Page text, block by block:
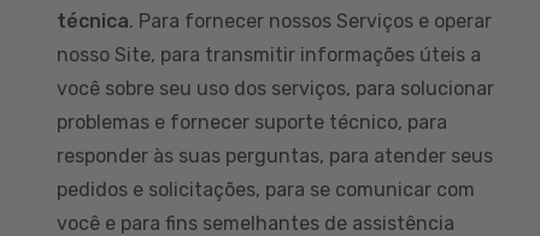
técnica. Para fornecer nossos Serviços e operar
nosso Site, para transmitir informações úteis a
você sobre seu uso dos serviços, para solucionar
problemas e fornecer suporte técnico, para
responder às suas perguntas, para atender seus
pedidos e solicitações, para se comunicar com
você e para fins semelhantes de assistência